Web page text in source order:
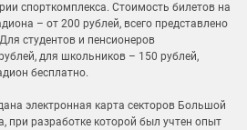
спорткомплекса. Стоимость билетов на
– от 200 рублей, всего представлено
студентов и пенсионеров
для школьников – 150 рублей,
бесплатно.
электронная карта секторов Большой
при разработке которой был учтен опыт